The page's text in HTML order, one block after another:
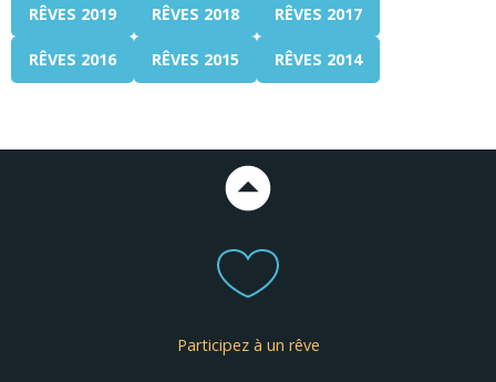
RÊVES 2019 RÊVES 2018 RÊVES 2017
RÊVES 2016 RÊVES 2015 RÊVES 2014
Participez à un rêve